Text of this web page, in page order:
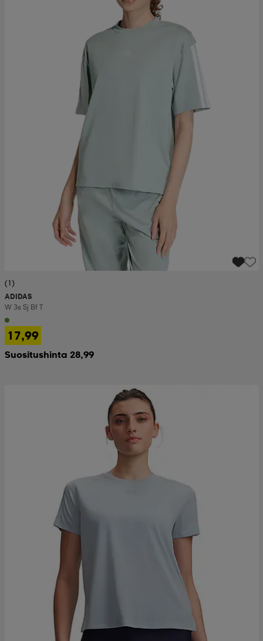
(1)
ADIDAS
W 3s Sj Bf T
17,99
Suositushinta 28,99